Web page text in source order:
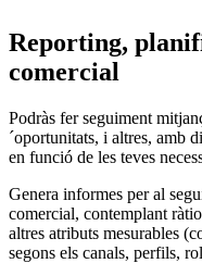
Reporting,
comercial
Podràs fer seguiment
´oportunitats, i altres, amb
en funció de les teves
Genera informes per al
comercial, contemplant
altres atributs mesurables
segons els canals, perfils,